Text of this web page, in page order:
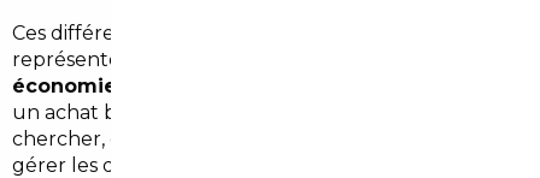
Ces différences ne sont pas anecdotiques : elles
représentent pour un acheteur bordelais une
économie nette de plusieurs milliers d'euros
un achat bien négocié. Encore faut-il savoir où
chercher, comment vérifier un véhicule à distance,
gérer les démarches administratives